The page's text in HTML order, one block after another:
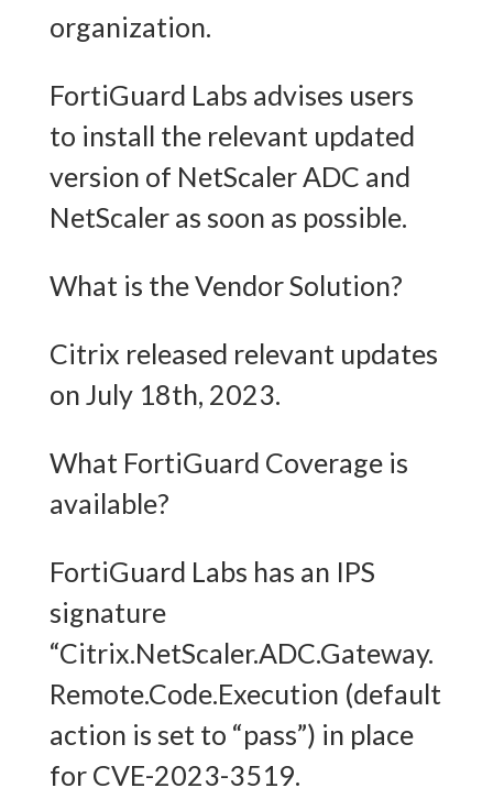
organization.
FortiGuard Labs advises users
to install the relevant updated
version of NetScaler ADC and
NetScaler as soon as possible.
What is the Vendor Solution?
Citrix released relevant updates
on July 18th, 2023.
What FortiGuard Coverage is
available?
FortiGuard Labs has an IPS
signature
“Citrix.NetScaler.ADC.Gateway.
Remote.Code.Execution (default
action is set to “pass”) in place
for CVE-2023-3519.